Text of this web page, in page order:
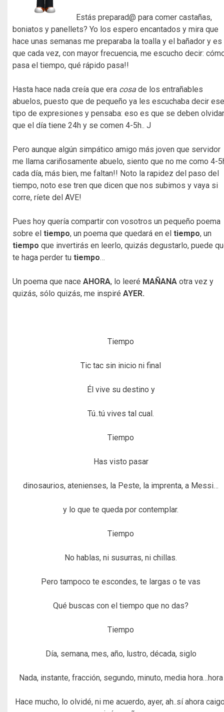
Estás preparad@ para comer castañas,
boniatos y panellets? Yo los espero encantados y mira que
hace unas semanas me preparaba la toalla y el bañador y es
que cada vez, con mayor frecuencia, me escucho decir:
pasa el tiempo, qué rápido pasa!!
Hasta hace nada creía que era cosa de los entrañables
abuelos, puesto que de pequeño ya les escuchaba decir ese
tipo de expresiones y pensaba: eso es que se deben olvidar
que el día tiene 24h y se comen 4-5h.. J
Pero aunque algún simpático amigo más joven que servidor
me llama cariñosamente abuelo, siento que no me como 4-
cada día, más bien, me faltan!! Noto la rapidez del paso del
tiempo, noto ese tren que dicen que nos subimos y vaya si
corre, ríete del AVE!
Pues hoy quería compartir con vosotros un pequeño poema
sobre el tiempo, un poema que quedará en el tiempo, un
tiempo que invertirás en leerlo, quizás degustarlo, puede
te haga perder tu tiempo…
Un poema que nace AHORA, lo leeré MAÑANA otra vez y
quizás, sólo quizás, me inspiré AYER.
Tiempo
Tic tac sin inicio ni final
Él vive su destino y
Tú..tú vives tal cual.
Tiempo
Has visto pasar
dinosaurios, atenienses, la Peste, la imprenta, a Messi…
y lo que te queda por contemplar.
Tiempo
No hablas, ni susurras, ni chillas.
Pero tampoco te escondes, te largas o te vas
Qué buscas con el tiempo que no das?
Tiempo
Día, semana, mes, año, lustro, década, siglo
Nada, instante, fracción, segundo, minuto, media hora…hora
Hace mucho, lo olvidé, ni me acuerdo, ayer, ah..sí ahora